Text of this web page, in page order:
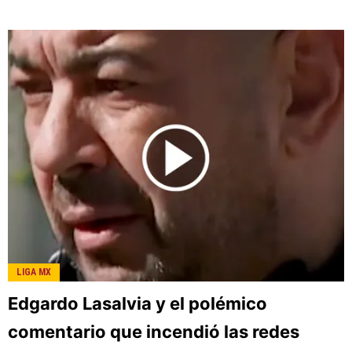
LIGA MX
Edgardo Lasalvia y el polémico
comentario que incendió las redes